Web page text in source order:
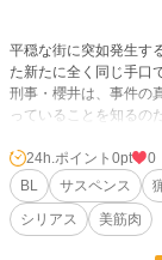
平穏な街に突如発生す
た新たに全く同じ手口
刑事・櫻井は、事件の
っていることを知るの
ほんのりゴアミステリ
す！痛い表現・グロ要
大苦悩。刑事物が好き
美筋肉がマイブームだ
とりわけ筋肉的表現が
24h.ポイント 0pt
0
BL
サスペンス
シリアス
美筋肉